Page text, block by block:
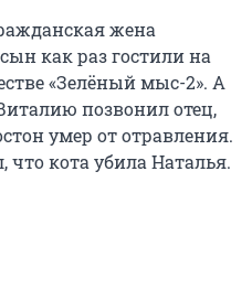
жена
как раз гостили на
«Зелёный мыс-2». А
позвонил отец,
умер от отравления.
кота убила Наталья.